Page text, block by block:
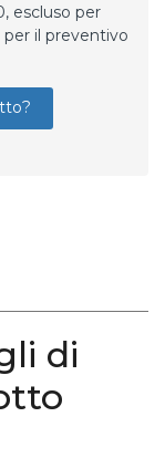
escluso per
il preventivo
di